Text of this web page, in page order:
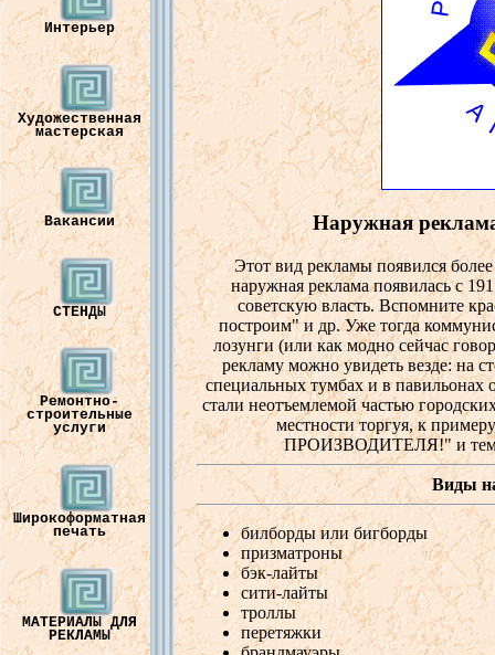
Интерьер
Художественная
мастерская
Вакансии
СТЕНДЫ
Ремонтно-
строительные
услуги
Широкоформатная
печать
МАТЕРИАЛЫ ДЛЯ
РЕКЛАМЫ
Наружная
Этотвид рекламыпоявился более
наружная рекламапоявиласьс
советскуювласть. Вспомните
построим" и др. Ужетогда
лозунги(или какмодно сейчас гов
рекламу можноувидетьвезде:на
специальных тумбахи впавильонах
стали неотъемлемой частью
местности торгуя, кпримеру
ПРОИЗВОДИТЕЛЯ!" и
Виды
билбордыилибигборды
призматроны
бэк-лайты
сити-лайты
троллы
перетяжки